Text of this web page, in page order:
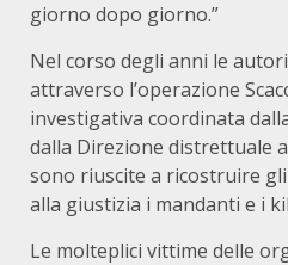
giorno dopo giorno.”
Nel corso degli anni le
attraverso l’operazione
investigativa coordinata
dalla Direzione distrettuale
sono riuscite a ricostruire
alla giustizia i mandanti e i
Le molteplici vittime delle